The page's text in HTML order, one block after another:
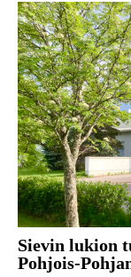
Sievin lukion
Pohjois-